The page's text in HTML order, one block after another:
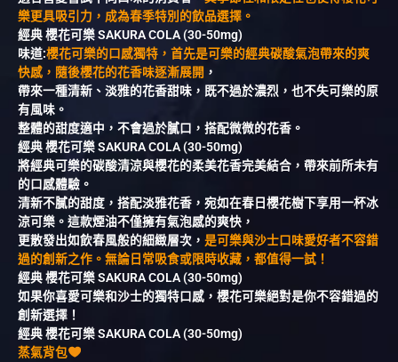
樂更具吸引力，成為春季特別的飲品選擇。
經典 櫻花可樂 SAKURA COLA (30-50mg)
味道:櫻花可樂的口感獨特，首先是可樂的經典碳酸氣泡帶來的爽
快感，隨後櫻花的花香味逐漸展開 ，
帶來一種清新、淡雅的花香甜味，既不過於濃烈，也不失可樂的原
有風味。
整體的甜度適中，不會過於膩口，搭配微微的花香。
經典 櫻花可樂 SAKURA COLA (30-50mg)
將經典可樂的碳酸清涼與櫻花的柔美花香完美結合，帶來前所未有
的口感體驗。
清新不膩的甜度，搭配淡雅花香，宛如在春日櫻花樹下享用一杯冰
涼可樂。這款煙油不僅擁有氣泡感的爽快，
更散發出如飲春風般的細緻層次， 是可樂與沙士口味愛好者不容錯
過的創新之作。無論日常吸食或限時收藏，都值得一試！
經典 櫻花可樂 SAKURA COLA (30-50mg)
如果你喜愛可樂和沙士的獨特口感，櫻花可樂絕對是你不容錯過的
創新選擇！
經典 櫻花可樂 SAKURA COLA (30-50mg)
蒸氣背包